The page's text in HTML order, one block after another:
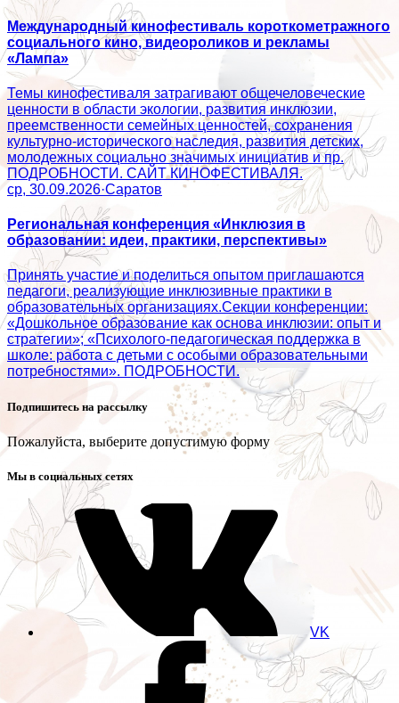
Международный кинофестиваль короткометражного
социального кино, видеороликов и рекламы
«Лампа»
Темы кинофестиваля затрагивают общечеловеческие
ценности в области экологии, развития инклюзии,
преемственности семейных ценностей, сохранения
культурно-исторического наследия, развития детских,
молодежных социально значимых инициатив и пр.
ПОДРОБНОСТИ. САЙТ КИНОФЕСТИВАЛЯ.
ср, 30.09.2026·Саратов
Региональная конференция «Инклюзия в
образовании: идеи, практики, перспективы»
Принять участие и поделиться опытом приглашаются
педагоги, реализующие инклюзивные практики в
образовательных организациях.Секции конференции:
«Дошкольное образование как основа инклюзии: опыт и
стратегии»; «Психолого‑педагогическая поддержка в
школе: работа с детьми с особыми образовательными
потребностями». ПОДРОБНОСТИ.
Подпишитесь на рассылку
Пожалуйста, выберите допустимую форму
Мы в социальных сетях
VK